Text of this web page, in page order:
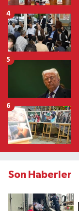
4
5
6
Son Haberler